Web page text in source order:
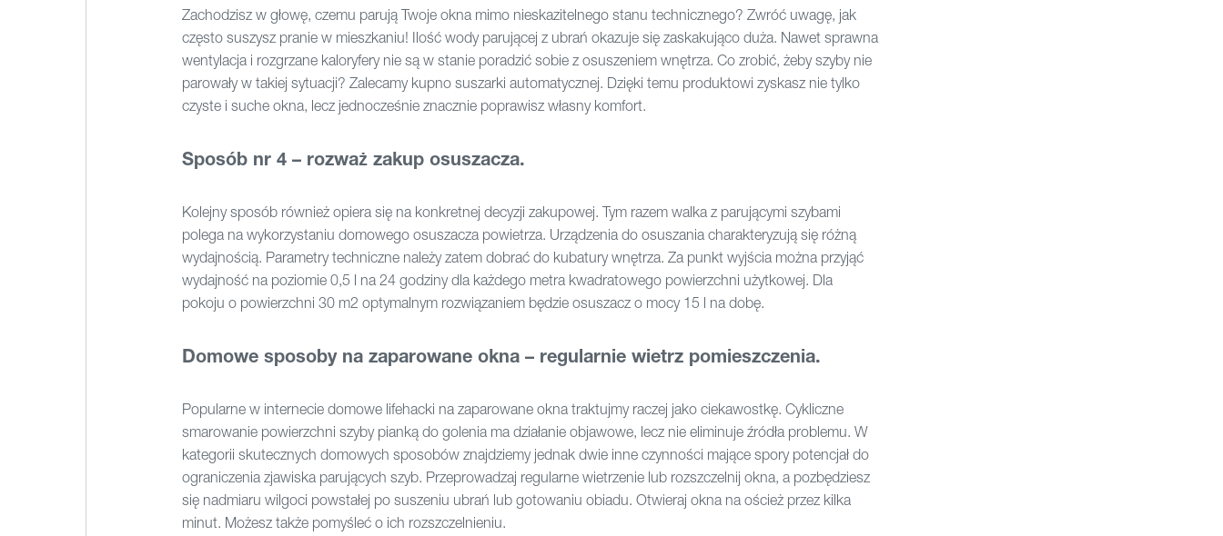
Zachodzisz w głowę, czemu parują Twoje okna mimo nieskazitelnego stanu technicznego? Zwróć uwagę, jak
często suszysz pranie w mieszkaniu! Ilość wody parującej z ubrań okazuje się zaskakująco duża. Nawet sprawna
wentylacja i rozgrzane kaloryfery nie są w stanie poradzić sobie z osuszeniem wnętrza. Co zrobić, żeby szyby nie
parowały w takiej sytuacji? Zalecamy kupno suszarki automatycznej. Dzięki temu produktowi zyskasz nie tylko
czyste i suche okna, lecz jednocześnie znacznie poprawisz własny komfort.
Sposób nr 4 – rozważ zakup osuszacza.
Kolejny sposób również opiera się na konkretnej decyzji zakupowej. Tym razem walka z parującymi szybami
polega na wykorzystaniu domowego osuszacza powietrza. Urządzenia do osuszania charakteryzują się różną
wydajnością. Parametry techniczne należy zatem dobrać do kubatury wnętrza. Za punkt wyjścia można przyjąć
wydajność na poziomie 0,5 l na 24 godziny dla każdego metra kwadratowego powierzchni użytkowej. Dla
pokoju o powierzchni 30 m2 optymalnym rozwiązaniem będzie osuszacz o mocy 15 l na dobę.
Domowe sposoby na zaparowane okna – regularnie wietrz pomieszczenia.
Popularne w internecie domowe lifehacki na zaparowane okna traktujmy raczej jako ciekawostkę. Cykliczne
smarowanie powierzchni szyby pianką do golenia ma działanie objawowe, lecz nie eliminuje źródła problemu. W
kategorii skutecznych domowych sposobów znajdziemy jednak dwie inne czynności mające spory potencjał do
ograniczenia zjawiska parujących szyb. Przeprowadzaj regularne wietrzenie lub rozszczelnij okna, a pozbędziesz
się nadmiaru wilgoci powstałej po suszeniu ubrań lub gotowaniu obiadu. Otwieraj okna na oścież przez kilka
minut. Możesz także pomyśleć o ich rozszczelnieniu.